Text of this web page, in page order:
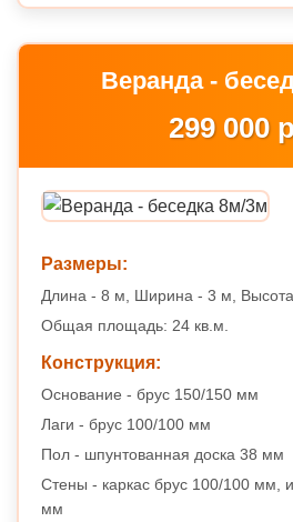
Веранда -
299 000
Размеры:
Длина - 8 м, Ширина - 3 м,
Общая площадь: 24 кв.м.
Конструкция:
Основание - брус 150/150 мм
Лаги - брус 100/100 мм
Пол - шпунтованная доска 38 мм
Стены - каркас брус 100/100 мм,
мм